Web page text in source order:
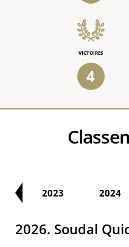
VICTOIRES
4
2023 2024
2026. Soudal